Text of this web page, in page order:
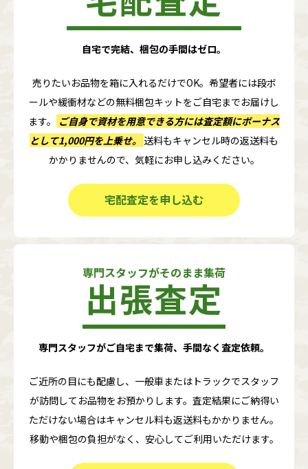
自宅で完結、梱包の手間はゼロ。
売りたいお品物を箱に入れるだけでOK。希望者には段ボ
ールや緩衝材などの無料梱包キットをご自宅までお届けし
ます。
ご自身で資材を用意できる方には査定額にボーナス
として1,000円を上乗せ。 送料もキャンセル時の返送料も
かかりませんので、気軽にお申し込みください。
宅配査定を申し込む
専門スタッフがそのまま集荷
出張査定
専門スタッフがご自宅まで集荷、手間なく査定依頼。
ご近所の目にも配慮し、一般車またはトラックでスタッフ
が訪問してお品物をお預かりします。査定結果にご納得い
ただけない場合はキャンセル料も返送料もかかりません。
移動や梱包の負担がなく、安心してご利用いただけます。